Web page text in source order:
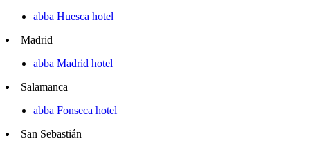
abba Huesca hotel
Madrid
abba Madrid hotel
Salamanca
abba Fonseca hotel
San Sebastián